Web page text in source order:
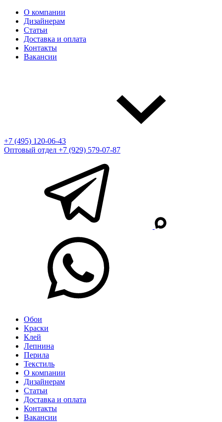
О компании
Дизайнерам
Статьи
Доставка и оплата
Контакты
Вакансии
+7 (495) 120-06-43
Оптовый отдел +7 (929) 579-07-87
Обои
Краски
Клей
Лепнина
Перила
Текстиль
О компании
Дизайнерам
Статьи
Доставка и оплата
Контакты
Вакансии